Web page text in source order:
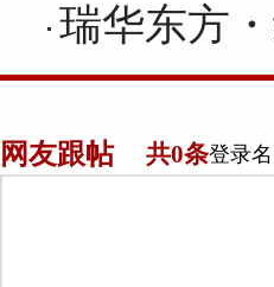
瑞华东方